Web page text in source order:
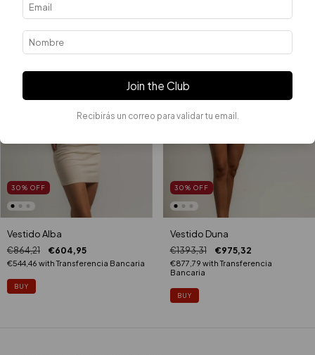
30% OFF
Vestido Alba
€864,21 €604,95
€544,46 with Transferencia Bancaria
BUY
30% OFF
Vestido Duna
€1393,31 €975,32
€877,79 withTransferencia
Bancaria
BUY
Join the Club
Recibirás un correo para validar tu email.